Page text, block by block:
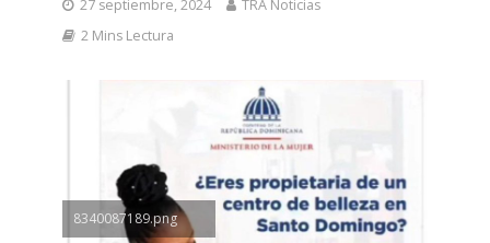
27 septiembre, 2024
TRA Noticias
2 Mins Lectura
8340087189.png